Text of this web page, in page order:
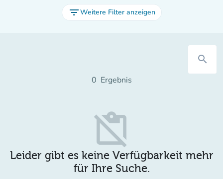
filter_listWeitere Filter anzeigen
search
0 Ergebnis
content_paste_off
Leider gibt es keine Verfügbarkeit mehr
für Ihre Suche.